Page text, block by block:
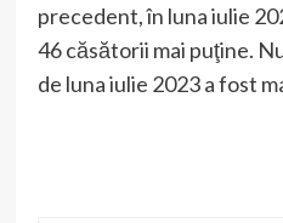
precedent, în luna iulie
46 căsătorii mai puţine.
de luna iulie 2023 a fost